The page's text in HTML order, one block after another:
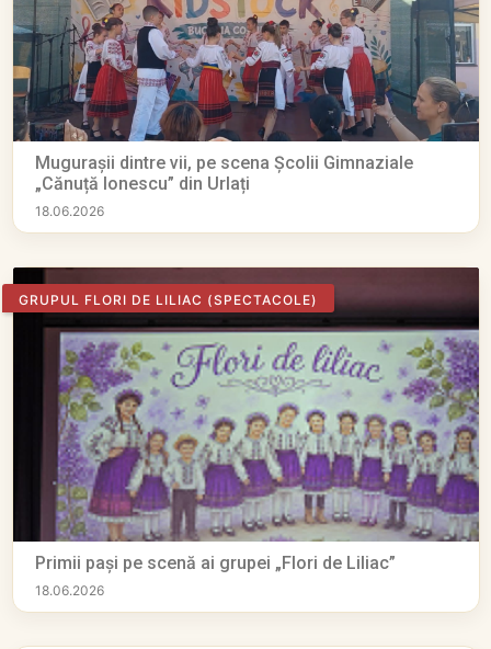
Mugurașii dintre vii, pe scena Școlii Gimnaziale
„Cănuță Ionescu” din Urlați
18.06.2026
GRUPUL FLORI DE LILIAC (SPECTACOLE)
Primii pași pe scenă ai grupei „Flori de Liliac”
18.06.2026